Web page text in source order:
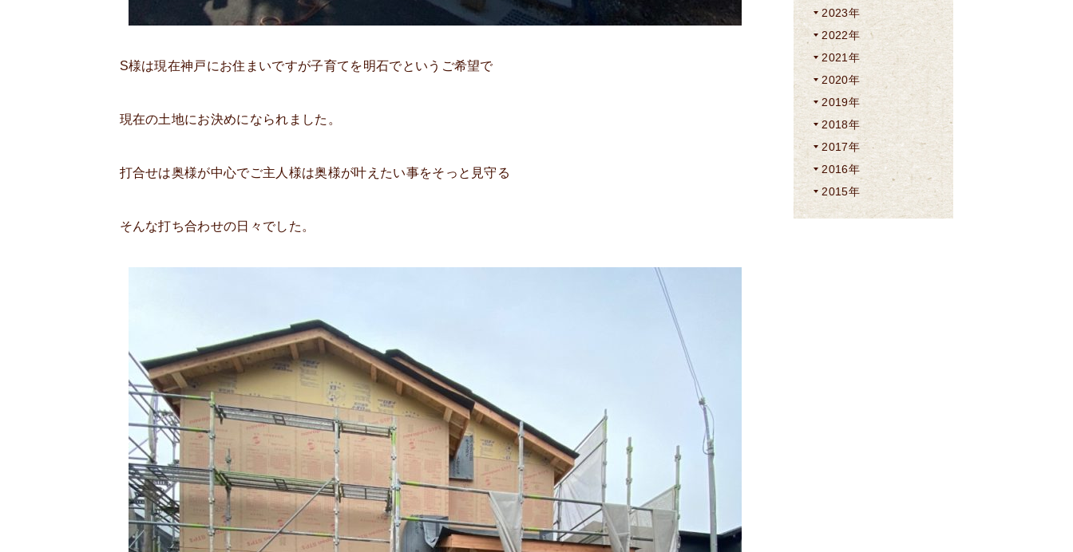
S様は現在神戸にお住まいですが子育てを明石でというご希望で
現在の土地にお決めになられました。
打合せは奥様が中心でご主人様は奥様が叶えたい事をそっと見守る
そんな打ち合わせの日々でした。
2023年
2022年
2021年
2020年
2019年
2018年
2017年
2016年
2015年